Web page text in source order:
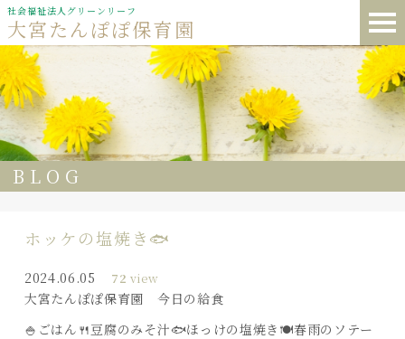
社会福祉法人グリーンリーフ
大宮たんぽぽ保育園
BLOG
ホッケの塩焼き🐟
2024.06.05 72 view
大宮たんぽぽ保育園 今日の給食
🍚ごはん🍴豆腐のみそ汁🐟ほっけの塩焼き🍽️春雨のソテー